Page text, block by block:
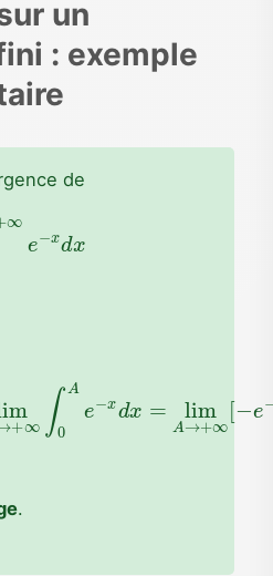
un
: exemple
de
∞
∞
.